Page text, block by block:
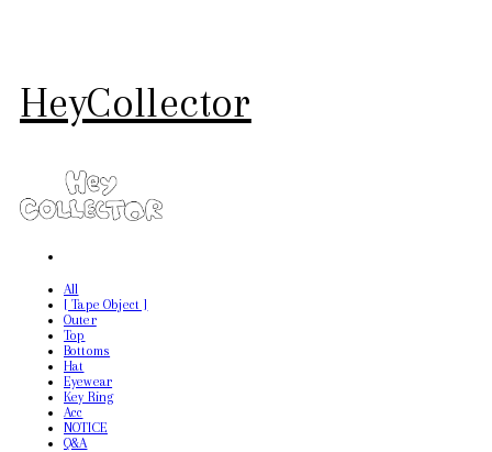
HeyCollector
All
[ Tape Object ]
Outer
Top
Bottoms
Hat
Eyewear
Key Ring
Acc
NOTICE
Q&A